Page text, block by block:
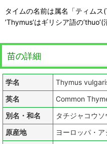
タイムの名前は属名「ティムス
’Thymus’はギリシア語の
苗の詳細
学名
Thymus
英名
Common
別名・和名
タチジャコウソ
原産地
ヨーロッパ・ア